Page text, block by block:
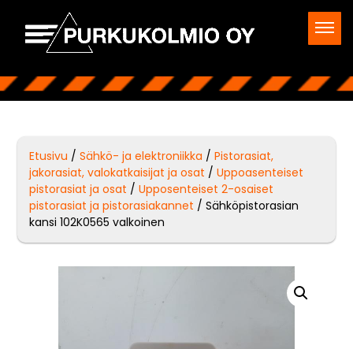
Etusivu /Sähkö- ja elektroniikka /Pistorasiat,
jakorasiat, valokatkaisijat ja osat /Uppoasenteiset
pistorasiat ja osat /Upposenteiset 2-osaiset
pistorasiat ja pistorasiakannet / Sähköpistorasian
kansi 102K0565 valkoinen